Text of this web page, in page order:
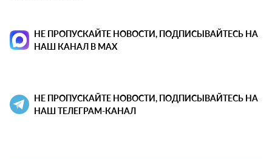
НЕ ПРОПУСКАЙТЕ НОВОСТИ, ПОДПИСЫВАЙТЕСЬ НА
НАШ КАНАЛ В MAX
НЕ ПРОПУСКАЙТЕ НОВОСТИ, ПОДПИСЫВАЙТЕСЬ НА
НАШ ТЕЛЕГРАМ-КАНАЛ